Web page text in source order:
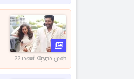
22 மணி நேரம் முன்